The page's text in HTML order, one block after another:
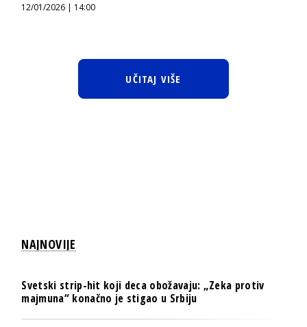
12/01/2026 | 14:00
UČITAJ VIŠE
NAJNOVIJE
Svetski strip-hit koji deca obožavaju: „Zeka protiv
majmuna“ konačno je stigao u Srbiju